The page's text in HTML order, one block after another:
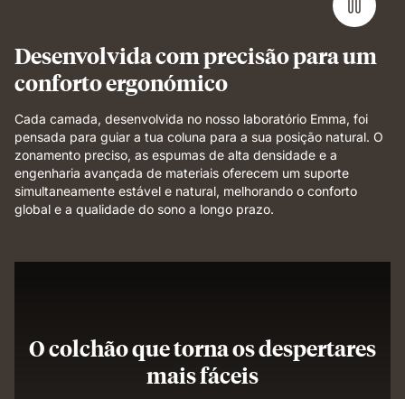
support.
Desenvolvida com precisão para um
conforto ergonómico
Cada camada, desenvolvida no nosso laboratório Emma, foi
pensada para guiar a tua coluna para a sua posição natural. O
zonamento preciso, as espumas de alta densidade e a
engenharia avançada de materiais oferecem um suporte
simultaneamente estável e natural, melhorando o conforto
global e a qualidade do sono a longo prazo.
O colchão que torna os despertares
mais fáceis